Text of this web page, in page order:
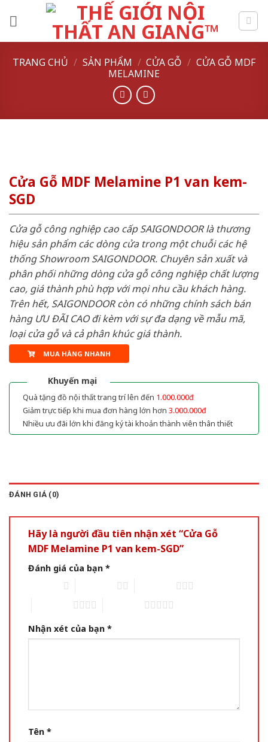
TRANG CHỦ / SẢN PHẨM / CỬA GỖ / CỬA GỖ MDF
MELAMINE
Cửa Gỗ MDF Melamine P1 van kem-
SGD
Cửa gỗ công nghiệp cao cấp SAIGONDOOR là thương
hiệu sản phẩm các dòng cửa trong một chuỗi các hệ
thống Showroom SAIGONDOOR. Chuyên sản xuất và
phân phối những dòng cửa gỗ công nghiệp chất lượng
cao, giá thành phù hợp với mọi nhu cầu khách hàng.
Trên hết, SAIGONDOOR còn có những chính sách bán
hàng ƯU ĐÃI CAO đi kèm với sự đa dạng về mẫu mã,
loại cửa gỗ và cả phân khúc giá thành.
MUA HÀNG NHANH
Khuyến mại
Quà tặng đồ nội thất trang trí lên đến 1.000.000đ
Giảm trực tiếp khi mua đơn hàng lớn hơn 3.000.000đ
Nhiều ưu đãi lớn khi đăng ký tài khoản thành viên thân thiết
ĐÁNH GIÁ (0)
Hãy là người đầu tiên nhận xét “Cửa Gỗ
MDF Melamine P1 van kem-SGD”
Đánh giá của bạn *
Nhận xét của bạn *
Tên *